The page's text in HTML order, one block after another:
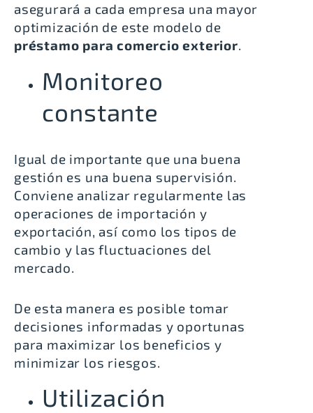
asegurará a cada empresa una mayor
optimización de este modelo de
préstamo para comercio exterior.
Monitoreo
constante
Igual de importante que una buena
gestión es una buena supervisión.
Conviene analizar regularmente las
operaciones de importación y
exportación, así como los tipos de
cambio y las fluctuaciones del
mercado.
De esta manera es posible tomar
decisiones informadas y oportunas
para maximizar los beneficios y
minimizar los riesgos.
Utilización